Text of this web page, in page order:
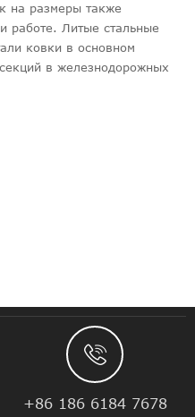
на размеры также
работе. Литые стальные
ковки в основном
в железнодорожных

+86 186 6184 7678